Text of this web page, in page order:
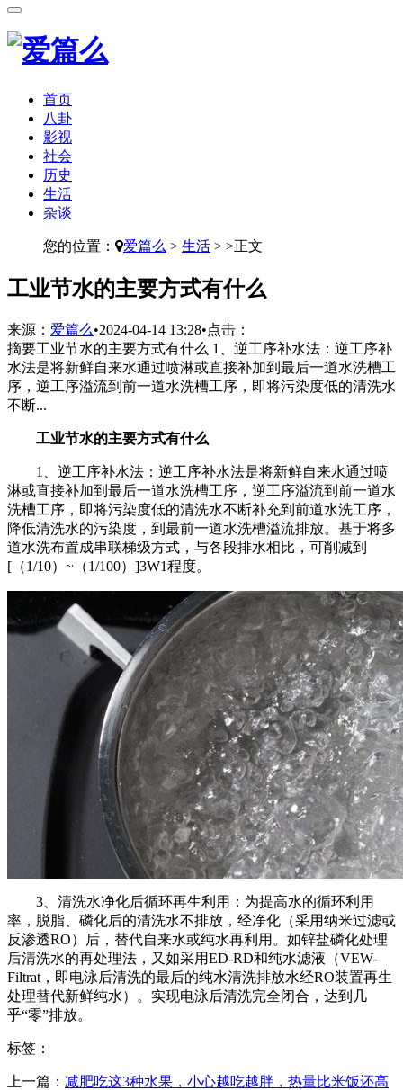
首页
八卦
影视
社会
历史
生活
杂谈
您的位置： 爱篇么 > 生活 > >正文
​工业节水的主要方式有什么
来源： 爱篇么•2024-04-14 13:28•点击：
摘要工业节水的主要方式有什么 1、逆工序补水法：逆工序补
水法是将新鲜自来水通过喷淋或直接补加到最后一道水洗槽工
序，逆工序溢流到前一道水洗槽工序，即将污染度低的清洗水
不断...
工业节水的主要方式有什么
1、逆工序补水法：逆工序补水法是将新鲜自来水通过喷
淋或直接补加到最后一道水洗槽工序，逆工序溢流到前一道水
洗槽工序，即将污染度低的清洗水不断补充到前道水洗工序，
降低清洗水的污染度，到最前一道水洗槽溢流排放。基于将多
道水洗布置成串联梯级方式，与各段排水相比，可削减到
[（1/10）~（1/100）]3W1程度。
3、清洗水净化后循环再生利用：为提高水的循环利用
率，脱脂、磷化后的清洗水不排放，经净化（采用纳米过滤或
反渗透RO）后，替代自来水或纯水再利用。如锌盐磷化处理
后清洗水的再处理法，又如采用ED-RD和纯水滤液（VEW-
Filtrat，即电泳后清洗的最后的纯水清洗排放水经RO装置再生
处理替代新鲜纯水）。实现电泳后清洗完全闭合，达到几
乎“零”排放。
标签：
上一篇： ​减肥吃这3种水果，小心越吃越胖，热量比米饭还高